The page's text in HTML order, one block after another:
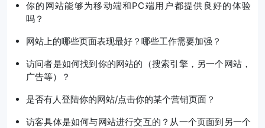
你的网站能够为移动端和PC端用户都提供良好的体验
吗？
网站上的哪些页面表现最好？哪些工作需要加强？
访问者是如何找到你的网站的（搜索引擎，另一个网站，
广告等）？
是否有人登陆你的网站/点击你的某个营销页面？
访客具体是如何与网站进行交互的？从一个页面到另一个